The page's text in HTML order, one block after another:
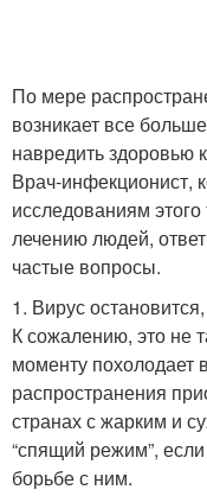
По мере
возникает все
навредить здоровью
Врач-инфекционист,
исследованиям
лечению людей,
частые вопросы.
1. Вирус
К сожалению, это не
моменту
распространения
странах с жарким и
“спящий режим”,
борьбе с ним.